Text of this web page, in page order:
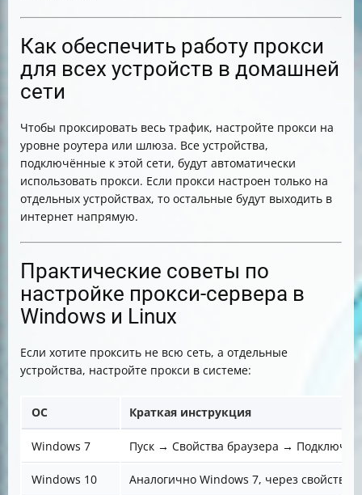
Как обеспечить работу прокси
для всех устройств в домашней
сети
Чтобы проксировать весь трафик, настройте прокси на
уровне роутера или шлюза. Все устройства,
подключённые к этой сети, будут автоматически
использовать прокси. Если прокси настроен только на
отдельных устройствах, то остальные будут выходить в
интернет напрямую.
Практические советы по
настройке прокси-сервера в
Windows и Linux
Если хотите проксить не всю сеть, а отдельные
устройства, настройте прокси в системе:
ОС Краткая инструкция
Windows 7 Пуск → Свойства браузера →
Windows 10 Аналогично Windows 7, через свойства